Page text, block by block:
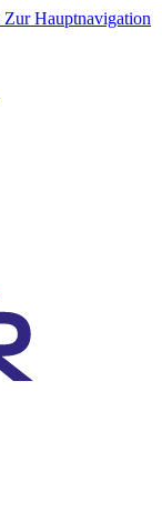
Zur Hauptnavigation